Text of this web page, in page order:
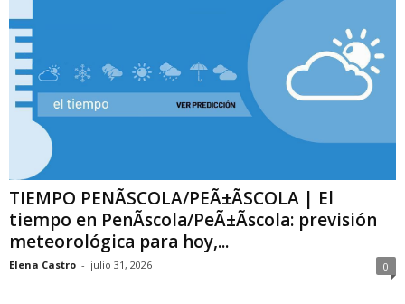
TIEMPO PENÃ­SCOLA/PEÃ±Ã­SCOLA | El
tiempo en PenÃ­scola/PeÃ±Ã­scola: previsión
meteorológica para hoy,...
Elena Castro - julio 31, 2026 0